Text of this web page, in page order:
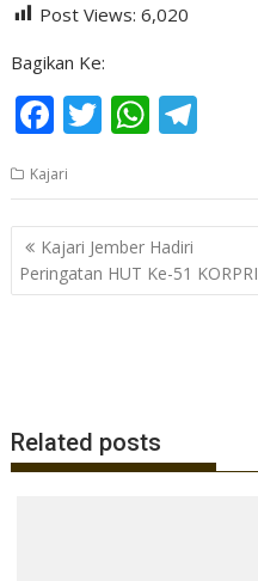
Post Views: 6,020
Bagikan Ke:
F
ac
e
b
o
o
T
w
itt
er
W
h
at
s
A
p
e
gr
a
m
Kajari
Navigasi
pos
Kajari Jember Hadiri
Peringatan HUT Ke-51 KORPRI
Related posts